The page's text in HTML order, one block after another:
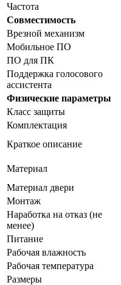
Частота
Совместимость
Врезной механизм
Мобильное ПО
ПО для ПК
Поддержка голосового
ассистента
Физические параметры
Класс защиты
Комплектация
Краткое описание
Материал
Материал двери
Монтаж
Наработка на отказ (не
менее)
Питание
Рабочая влажность
Рабочая температура
Размеры